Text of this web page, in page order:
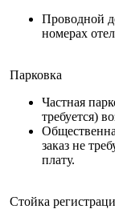
Проводной
номерах
Парковка
Частная
требуется)
заказ не
плату.
Стойка